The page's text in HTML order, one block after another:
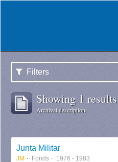
Filters
Showing 1 results
Archival description
Junta Militar
JM Fonds 1976 - 1983